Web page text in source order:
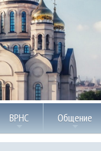
ВРНС Общение